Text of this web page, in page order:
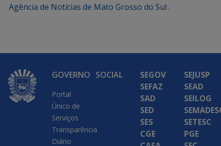
Agência de Notícias de Mato Grosso do Sul .
GOVERNO
Portal
Único de
Serviços
Transparência
Diário
SOCIAL
SEGOV
SEFAZ
SAD
SED
SES
CGE
SEJUSP
SEAD
SEILOG
SETESC
PGE